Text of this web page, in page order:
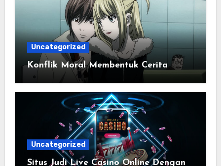
Uncategorized
Konflik Moral Membentuk Cerita
Uncategorized
Situs Judi Live Casino Online Dengan